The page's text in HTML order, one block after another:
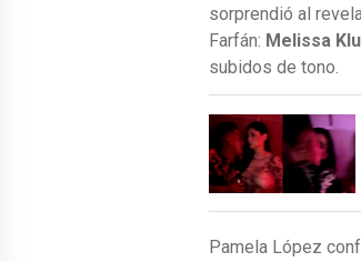
sorprendió al
Farfán: Melissa
subidos de tono.
Pamela López